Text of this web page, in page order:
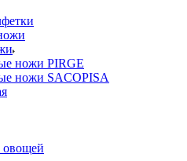
ножи PIRGE
ножи SACOPISA
овощей